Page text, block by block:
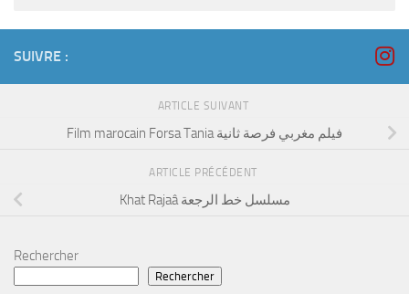
SUIVRE :
ARTICLE SUIVANT
Film marocain Forsa Tania فيلم مغربي فرصة ثانية
ARTICLE PRÉCÉDENT
Khat Rajaâ مسلسل خط الرجعة
Rechercher
Rechercher